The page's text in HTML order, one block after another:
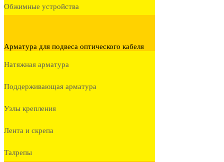
Обжимные устройства
Арматура для подвеса оптического кабеля
Натяжная арматура
Поддерживающая арматура
Узлы крепления
Лента и скрепа
Талрепы